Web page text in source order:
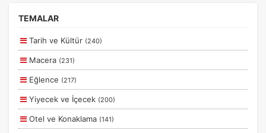
Planlanan
Otobüs Ile
Uçak Ile
Ekstralar Dahil
TEMALAR
Tarih ve Kültür (240)
Macera (231)
Eğlence (217)
Yiyecek ve İçecek (200)
Otel ve Konaklama (141)